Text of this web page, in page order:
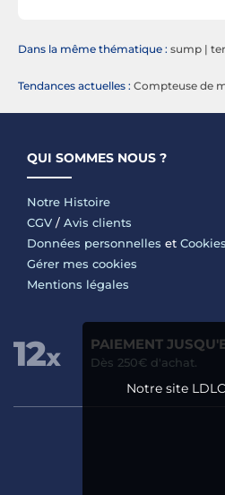
Notre site
Dans la même thématique : sump |
Tendances actuelles : Compteuse de
QUI SOMMES NOUS ?
Notre Histoire
CGV / Avis clients
Données personnelles et Cookies
Gérer mes cookies
Mentions légales
PAIEMENT
Dès 250€ d'achat.